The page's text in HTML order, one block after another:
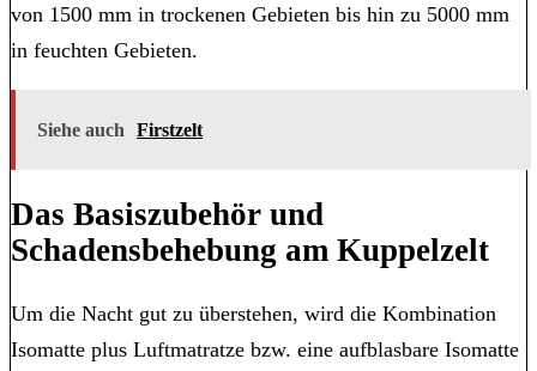
von 1500 mm in trockenen Gebieten bis hin zu 5000 mm
in feuchten Gebieten.
Siehe auch Firstzelt
Das Basiszubehör und
Schadensbehebung am Kuppelzelt
Um die Nacht gut zu überstehen, wird die Kombination
Isomatte plus Luftmatratze bzw. eine aufblasbare Isomatte